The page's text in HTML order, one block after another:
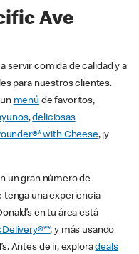
Ave
servir comida de calidad y a
para nuestros clientes.
menú de favoritos,
,deliciosas
with Cheese, ¡y
un gran número de
tenga una experiencia
en tu área está
, y más usando
Antes de ir, exploradeals